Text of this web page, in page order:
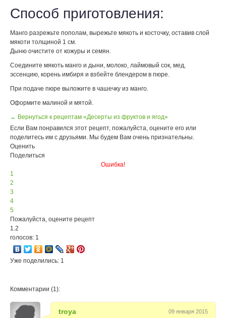
Способ приготовления:
Манго разрежьте пополам, вырежьте мякоть и косточку, оставив слой
мякоти толщиной 1 см.
Дыню очистите от кожуры и семян.
Соедините мякоть манго и дыни, молоко, лаймовый сок, мед,
эссенцию, корень имбиря и взбейте блендером в пюре.
При подаче пюре выложите в чашечку из манго.
Оформите малиной и мятой.
← Вернуться к рецептам «Десерты из фруктов и ягод»
Если Вам понравился этот рецепт, пожалуйста, оцените его или
поделитесь им с друзьями. Мы будем Вам очень признательны.
Оценить
Поделиться
Ошибка!
1
2
3
4
5
Пожалуйста, оцените рецепт
1.2
голосов: 1
Уже поделились: 1
Комментарии (1):
troya 09 января 2015